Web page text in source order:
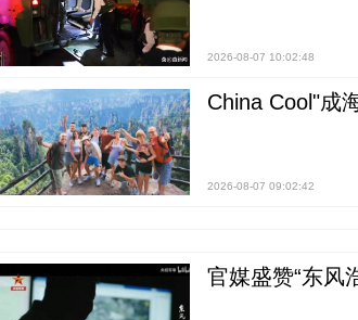
2026-08-07 10:02:48
China Cool"成
2026-08-07 09:02:42
官媒盛赞“东风